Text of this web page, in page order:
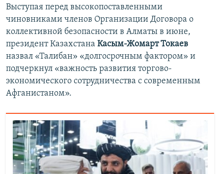
Выступая перед высокопоставленными
чиновниками членов Организации Договора о
коллективной безопасности в Алматы в июне,
президент Казахстана Касым-Жомарт Токаев
назвал «Талибан» «долгосрочным фактором» и
подчеркнул «важность развития торгово-
экономического сотрудничества с современным
Афганистаном».